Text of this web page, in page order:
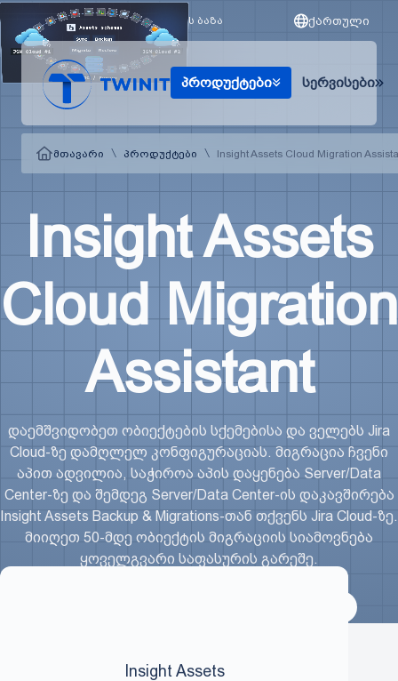
მხარდაჭერა ცოდნის ბაზა ქართული
პროდუქტები სერვისები
მთავარი \ პროდუქტები \ Insight Assets Cloud Migration
Insight Assets
Cloud Migration
Assistant
დაემშვიდობეთ ობიექტების სქემებისა და ველებს Jira
Cloud-ზე დამღლელ კონფიგურაციას. მიგრაცია ჩვენი
აპით ადვილია, საჭიროა აპის დაყენება Server/Data
Center-ზე და შემდეგ Server/Data Center-ის დაკავშირება
Insight Assets Backup & Migrations-თან თქვენს Jira Cloud-ზე.
მიიღეთ 50-მდე ობიექტის მიგრაციის სიამოვნება
ყოველგვარი საფასურის გარეშე.
Insight Assets